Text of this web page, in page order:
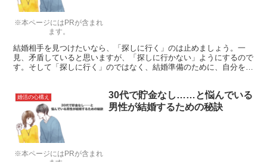
※本ページにはPRが含まれ
ます。
結婚相手を見つけたいなら、「探しに行く」のは止めましょう。一
見、矛盾していると思いますが、「探しに行かない」ようにするので
す。そして「探しに行く」のではなく、結婚準備のために、自分を整
※本ページにはPRが含まれ
婚活の心構え
30代で貯金なし……と悩んでいる
男性が結婚するための秘訣